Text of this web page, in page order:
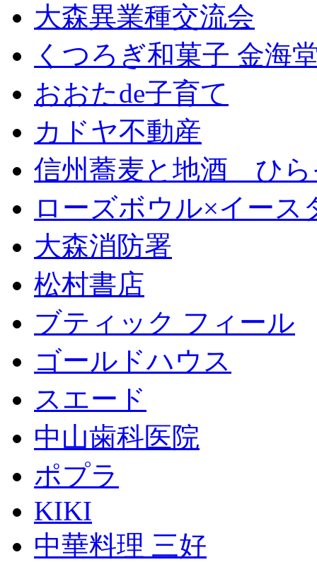
大森異業種交流会
くつろぎ和菓子 金海
おおたde子育て
カドヤ不動産
信州蕎麦と地酒 ひら
ローズボウル×イース
大森消防署
松村書店
ブティック フィール
ゴールドハウス
スエード
中山歯科医院
ポプラ
KIKI
中華料理 三好